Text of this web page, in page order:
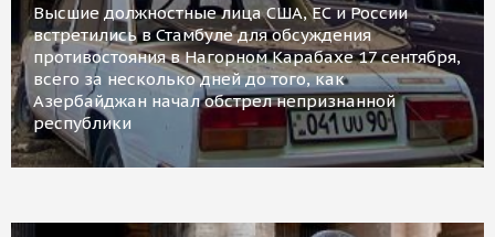
Высшие должностные лица США, ЕС и России
встретились в Стамбуле для обсуждения
противостояния в Нагорном Карабахе 17 сентября,
всего за несколько дней до того, как
Азербайджан начал обстрел непризнанной
республики